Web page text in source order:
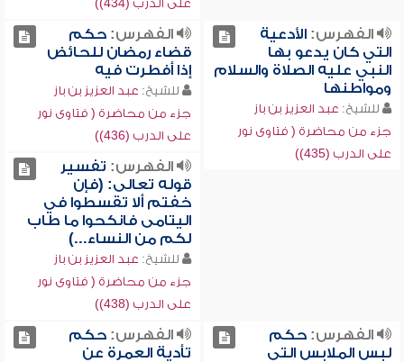
على الدرب (434))
الفهرس:الأدعية
التي كان يدعو بها
النبي عليه الصلاة والسلام
ومواطنها
للشيخ: عبد العزيز بن باز
جزء من محاضرة ( فتاوى نور
على الدرب (435))
الفهرس:حكم
قضاء رمضان للحائض
إذا أفطرت فيه
للشيخ: عبد العزيز بن باز
جزء من محاضرة ( فتاوى نور
على الدرب (436))
الفهرس: تفسير
قوله تعالى: (فإن
خفتم ألا تقسطوا في
اليتامى فانكحوا ما طاب
لكم من النساء...)
للشيخ: عبد العزيز بن باز
جزء من محاضرة ( فتاوى نور
على الدرب (438))
الفهرس:حكم
لبس الملابس التي
الفهرس:حكم
تأدية العمرة عن